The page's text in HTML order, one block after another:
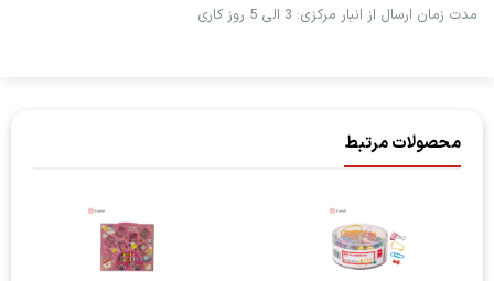
مدت زمان ارسال از انبار مرکزی: 3 الی 5 روز کاری
محصولات مرتبط